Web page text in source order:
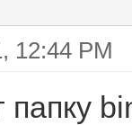
12:44 PM
папку